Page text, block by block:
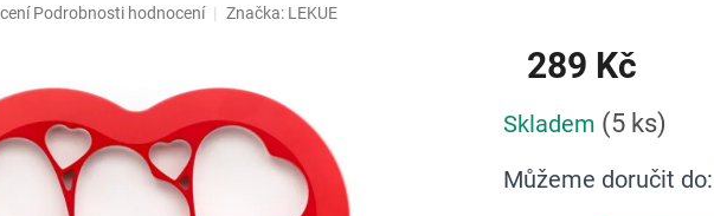
Podrobnosti hodnocení Značka: LEKUE
289 Kč
cena:
Skladem (5 ks)
Můžeme doručit do: